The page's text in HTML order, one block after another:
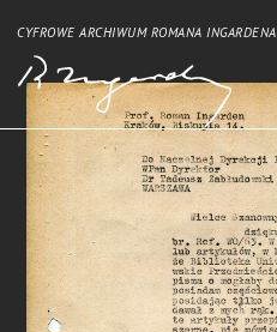
CYFROWE ARCHIWUM ROMANA INGARDENA